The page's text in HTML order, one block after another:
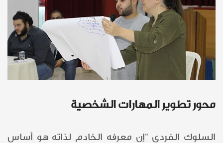
محور تطوير المهارات الشخصية
السلوك الفردي “إن معرفه الخادم لذاته هو أساس